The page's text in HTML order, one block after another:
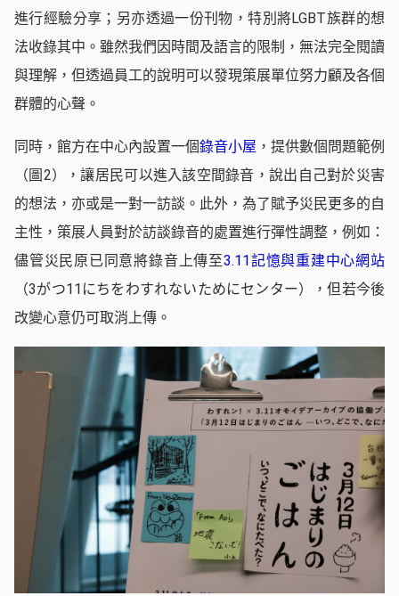
進行經驗分享；另亦透過一份刊物，特別將LGBT族群的想
法收錄其中。雖然我們因時間及語言的限制，無法完全閱讀
與理解，但透過員工的說明可以發現策展單位努力顧及各個
群體的心聲。
同時，館方在中心內設置一個錄音小屋 ，提供數個問題範例
（圖2），讓居民可以進入該空間錄音，說出自己對於災害
的想法，亦或是一對一訪談。此外，為了賦予災民更多的自
主性，策展人員對於訪談錄音的處置進行彈性調整，例如：
儘管災民原已同意將錄音上傳至3.11記憶與重建中心網站
（3がつ11にちをわすれないためにセンター），但若今後
改變心意仍可取消上傳。